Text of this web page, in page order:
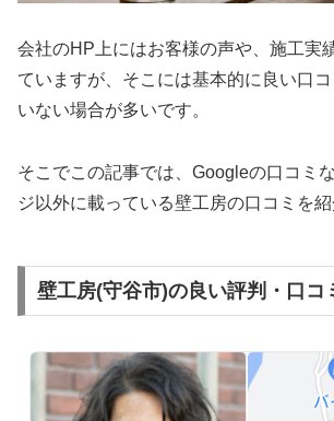
会社のHP上にはお客様の声や、施工実
ていますが、そこには基本的に良い口
いない場合が多いです。
そこでこの記事では、Googleの口コミ
ジ以外に載っている壁工房の口コミを紹
壁工房(守谷市)の良い評判・口コ